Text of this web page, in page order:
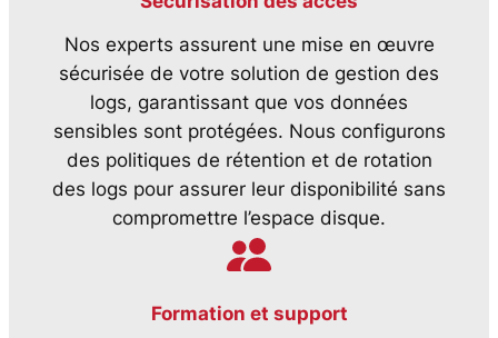
Nos experts assurent une mise en œuvre
sécurisée de votre solution de gestion des
logs, garantissant que vos données
sensibles sont protégées. Nous configurons
des politiques de rétention et de rotation
des logs pour assurer leur disponibilité sans
compromettre l’espace disque.
Formation et support